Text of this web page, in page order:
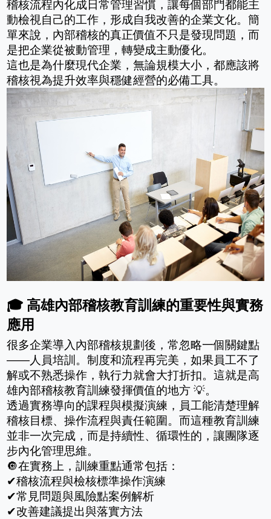
稽核流程內化成日常管理習慣，讓每個部門都能主
動檢視自己的工作，形成自我改善的企業文化。簡
單來說，內部稽核的真正價值不只是發現問題，而
是把企業從被動管理，轉變成主動優化。
這也是為什麼現代企業，無論規模大小，都應該將
稽核視為提升效率與穩健經營的必備工具。
🎓 高雄內部稽核教育訓練的重要性與實務
應用
很多企業導入內部稽核規劃後，常忽略一個關鍵點
——人員培訓。制度和流程再完美，如果員工不了
解或不熟悉操作，執行力就會大打折扣。這就是高
雄內部稽核教育訓練發揮價值的地方 💡。
透過實務導向的課程與模擬演練，員工能清楚理解
稽核目標、操作流程與責任範圍。而這種教育訓練
並非一次完成，而是持續性、循環性的，讓團隊逐
步內化管理思維。
🔘在實務上，訓練重點通常包括：
✔稽核流程與檢核標準操作演練
✔常見問題與風險點案例解析
✔改善建議提出與落實方法